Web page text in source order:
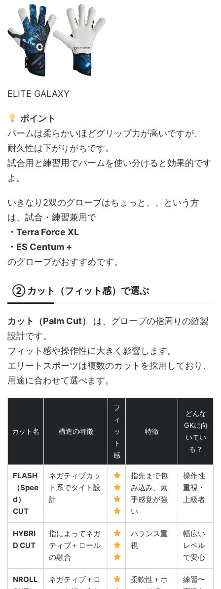
ELITE GALAXY
ポイント
パームは柔らかいほどグリップ力が高いですが、
耐久性は下がりがちです。
試合用と練習用でパームを使い分けると効果的です
よ。
いきなり2双のグローブはちょっと、、という方
は、試合・練習兼用で
・Terra Force XL
・ES Centum +
のグローブがおすすめです。
② カット（フィット感）で選ぶ
カット（Palm Cut）
は、グローブの指周りの縫製
設計です。
フィット感や操作性に大きく影響します。
エリートスポーツは複数のカットを採用しており、
用途に合わせて選べます。
カット名 構造の特徴
フ
ィ
ッ
ト
感
特徴
どんな
GKに向
いてい
る？
FLASH
（Spee
d）
CUT
ネガティブカッ
ト系でタイト設
計
指先まで包
み込み、素
手感覚が強
い
操作性
重視・
上級者
HYBRI
D CUT
指によってネガ
ティブ＋ロール
の融合
バランス重
視
幅広い
レベル
で安心
NROLL
ネガティブ＋ロ
柔軟性＋ホ
練習〜